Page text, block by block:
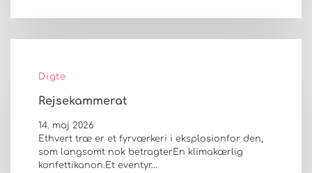
Digte
Rejsekammerat
14. maj 2026
Ethvert træ er et fyrværkeri i eksplosionfor den,
som langsomt nok betragterEn klimakærlig
konfettikanon.Et eventyr…